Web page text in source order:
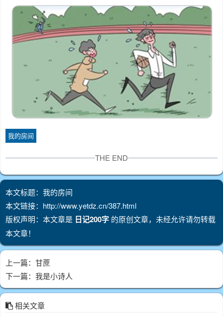
我的房间
THE END
本文标题：我的房间
本文链接：http://www.yetdz.cn/387.html
版权声明：本文章是 日记200字 的原创文章，未经允许请勿转载
本文章！
上一篇： 甘蔗
下一篇： 我是小诗人
相关文章